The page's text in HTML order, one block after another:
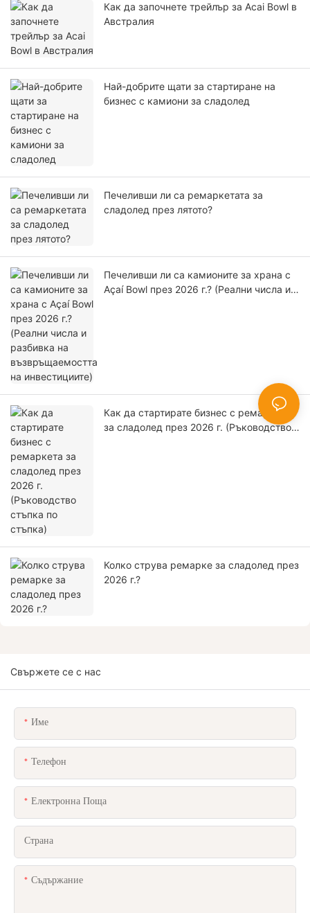
Как да започнете трейлър за Acai Bowl в
Австралия
Най-добрите щати за стартиране на
бизнес с камиони за сладолед
Печеливши ли са ремаркетата за
сладолед през лятото?
Печеливши ли са камионите за храна с
Açaí Bowl през 2026 г.? (Реални числа и
Как да стартирате бизнес с ремаркета
за сладолед през 2026 г. (Ръководство
Колко струва ремарке за сладолед през
2026 г.?
Свържете се с нас
Име
Телефон
Електронна Поща
Страна
Съдържание